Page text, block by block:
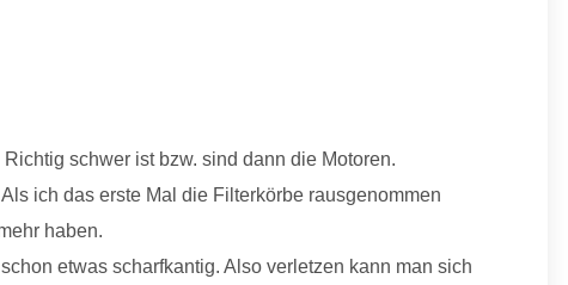
schwer ist bzw. sind dann die Motoren.
ich das erste Mal die Filterkörbe rausgenommen
haben.
etwas scharfkantig. Also verletzen kann man sich